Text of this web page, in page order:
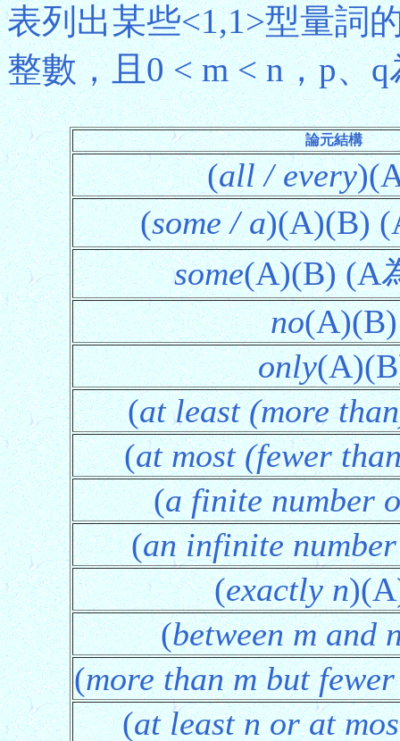
表列出某些<1,1>型量詞
整數，且0 < m < n，p、
論元結構
(all / every
(some / a)(A)(B)
some(A)(B) (A
no(A)(B)
only
(at least (more
(at most (fewer
(a finite number
(an infinite
(exactly n
(between m and
(more than m but
(at least n or at